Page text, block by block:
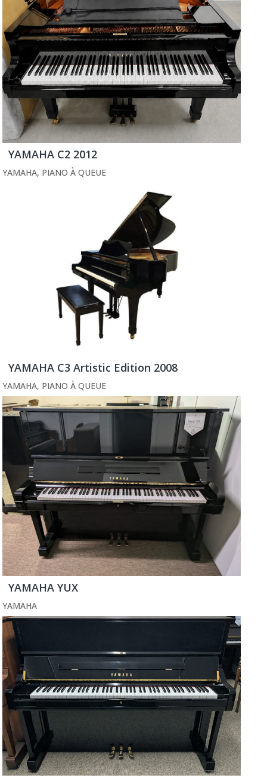
YAMAHA C2 2012
YAMAHA, PIANO À QUEUE
YAMAHA C3 Artistic Edition 2008
YAMAHA, PIANO À QUEUE
YAMAHA YUX
YAMAHA